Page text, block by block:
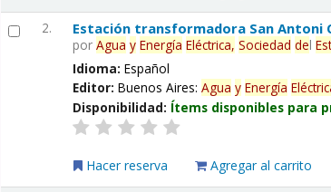
2. Estación transformadora San Antoni
porAgua y Energía Eléctrica, Sociedad del
Idioma:Español
Editor:Buenos Aires:Agua y Energía
Disponibilidad: Ítems disponibles para
Hacer reserva Agregar al carrito